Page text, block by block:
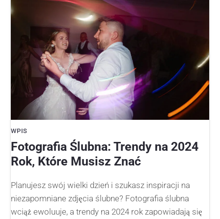
WPIS
Fotografia Ślubna: Trendy na 2024
Rok, Które Musisz Znać
Planujesz swój wielki dzień i szukasz inspiracji na
niezapomniane zdjęcia ślubne? Fotografia ślubna
wciąż ewoluuje, a trendy na 2024 rok zapowiadają się